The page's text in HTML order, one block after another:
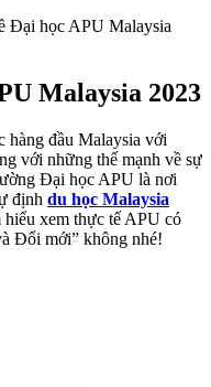
Đại học APU Malaysia
Malaysia 2023
đầu Malaysia với
với những thế mạnh về sự
Đại học APU là nơi
định du học Malaysia
xem thực tế APU có
Đổi mới” không nhé!